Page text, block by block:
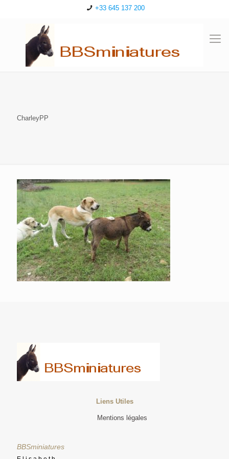
+33 645 137 200
CharleyPP
Liens Utiles
Mentions légales
BBSminiatures